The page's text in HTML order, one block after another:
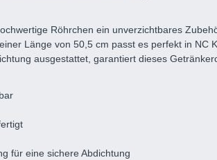
Röhrchen ein unverzichtbares
Länge von 50,5 cm passt es perfekt in
ausgestattet, garantiert dieses
für eine sichere Abdichtung